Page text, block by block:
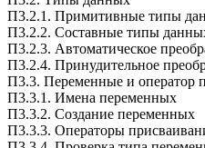
П3.2.1. Примитивные типы
П3.2.2. Составные типы
П3.2.3. Автоматическое
П3.2.4. Принудительное
П3.3. Переменные и оператор
П3.3.1. Имена переменных
П3.3.2. Создание переменных
П3.3.3. Операторы